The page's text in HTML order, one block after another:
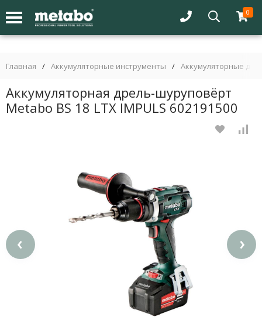
0
Главная / Аккумуляторные инструменты / Аккумуляторные
Аккумуляторная дрель-шуруповёрт
Metabo BS 18 LTX IMPULS 602191500
‹ ›